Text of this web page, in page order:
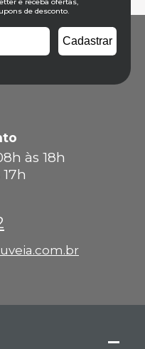
de desconto.
às 18h